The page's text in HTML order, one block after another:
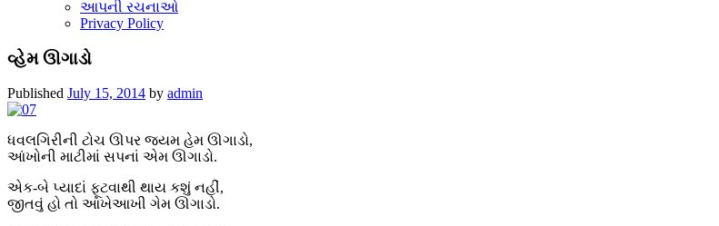
આપની રચનાઓ
Privacy Policy
વ્હેમ ઊગાડો
Published July 15, 2014 by admin
ધવલગિરીની ટોચ ઊપર જ્યમ હેમ ઊગાડો,
આંખોની માટીમાં સપનાં એમ ઊગાડો.
એક-બે પ્યાદાં ફૂટવાથી થાય કશું નહીં,
જીતવું હો તો આખેઆખી ગેમ ઊગાડો.